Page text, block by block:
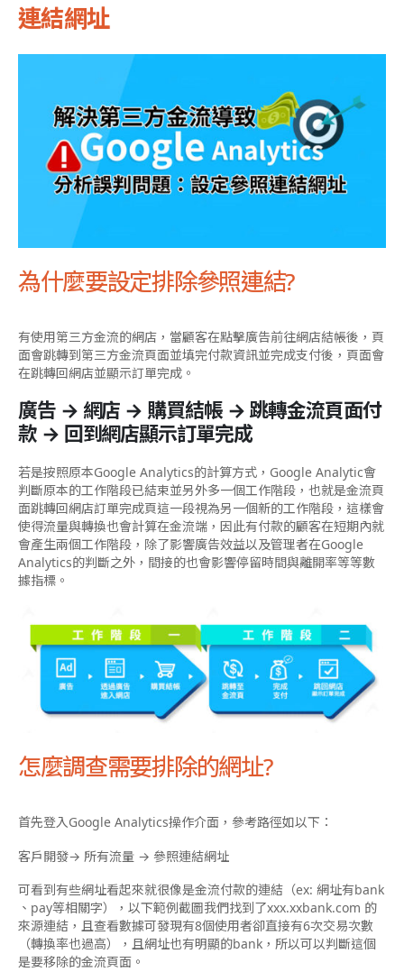
連結網址
為什麼要設定排除參照連結?
有使用第三方金流的網店，當顧客在點擊廣告前往網店結帳後，頁
面會跳轉到第三方金流頁面並填完付款資訊並完成支付後，頁面會
在跳轉回網店並顯示訂單完成。
廣告 → 網店 → 購買結帳 → 跳轉金流頁面付
款 → 回到網店顯示訂單完成
若是按照原本Google Analytics的計算方式，Google Analytic會
判斷原本的工作階段已結束並另外多一個工作階段，也就是金流頁
面跳轉回網店訂單完成頁這一段視為另一個新的工作階段，這樣會
使得流量與轉換也會計算在金流端，因此有付款的顧客在短期內就
會產生兩個工作階段，除了影響廣告效益以及管理者在Google
Analytics的判斷之外，間接的也會影響停留時間與離開率等等數
據指標。
怎麼調查需要排除的網址?
首先登入Google Analytics操作介面，參考路徑如以下：
客戶開發→ 所有流量 → 參照連結網址
可看到有些網址看起來就很像是金流付款的連結（ex: 網址有bank
、pay等相關字），以下範例截圖我們找到了xxx.xxbank.com 的
來源連結，且查看數據可發現有8個使用者卻直接有6次交易次數
（轉換率也過高），且網址也有明顯的bank，所以可以判斷這個
是要移除的金流頁面。